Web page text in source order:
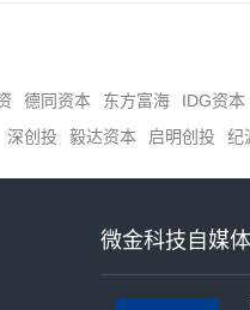
德同资本 东方富海 IDG资本
深创投 毅达资本 启明创投 纪
微金科技自媒